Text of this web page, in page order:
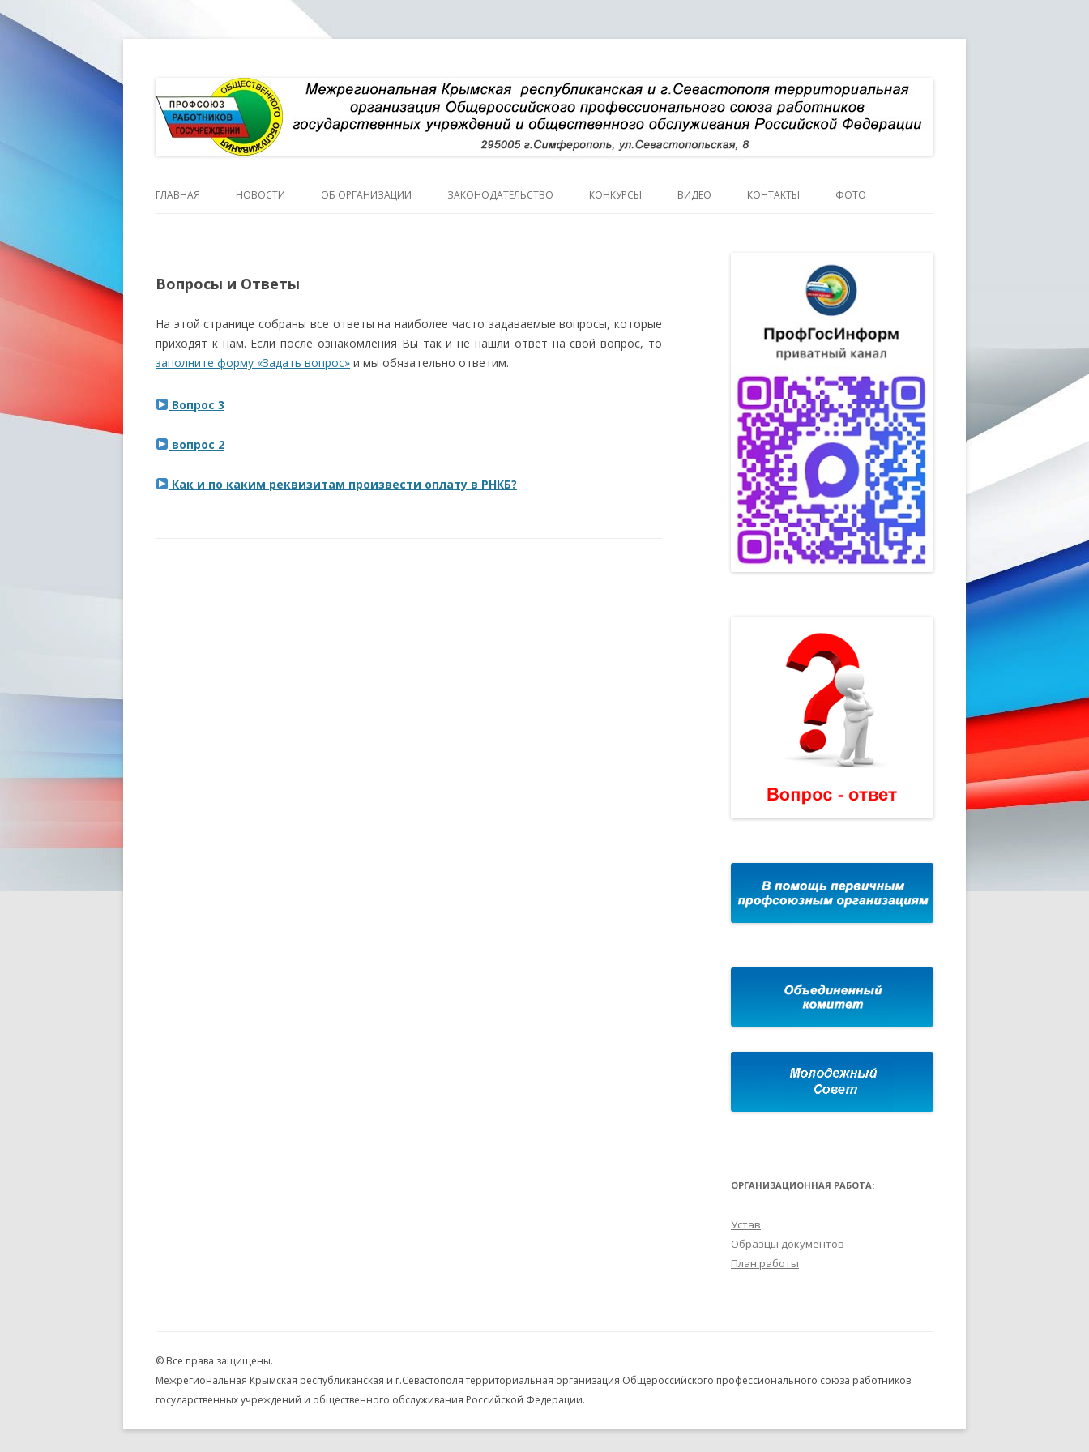
ГЛАВНАЯ НОВОСТИ ОБ ОРГАНИЗАЦИИ
СОСТАВ КОМИТЕТА
СОСТАВ ПРЕЗИДИУМА
ЗАКОНОДАТЕЛЬСТВО КОНКУРСЫ ВИДЕО КОНТАКТЫ ФОТО
Вопросы и Ответы
На этой странице собраны все ответы на наиболее часто задаваемые вопросы, которые
приходят к нам. Если после ознакомления Вы так и не нашли ответ на свой вопрос, то
заполните форму «Задать вопрос» и мы обязательно ответим.
Вопрос 3
вопрос 2
Как и по каким реквизитам произвести оплату в РНКБ?
ОРГАНИЗАЦИОННАЯ РАБОТА:
Устав
Образцы документов
План работы
© Все права защищены.
Межрегиональная Крымская республиканская и г.Севастополя территориальная организация Общероссийского профессионального союза работников
государственных учреждений и общественного обслуживания Российской Федерации.